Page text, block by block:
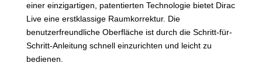
einer einzigartigen, patentierten Technologie bietet Dirac
Live eine erstklassige Raumkorrektur. Die
benutzerfreundliche Oberfläche ist durch die Schritt-für-
Schritt-Anleitung schnell einzurichten und leicht zu
bedienen.